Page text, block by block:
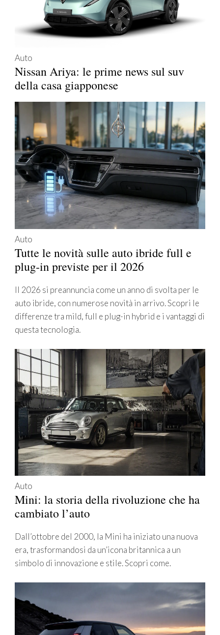
Auto
Nissan Ariya: le prime news sul suv
della casa giapponese
Auto
Tutte le novità sulle auto ibride full e
plug-in previste per il 2026
Il 2026 si preannuncia come un anno di svolta per le
auto ibride, con numerose novità in arrivo. Scopri le
differenze tra mild, full e plug-in hybrid e i vantaggi di
questa tecnologia.
Auto
Mini: la storia della rivoluzione che ha
cambiato l’auto
Dall’ottobre del 2000, la Mini ha iniziato una nuova
era, trasformandosi da un’icona britannica a un
simbolo di innovazione e stile. Scopri come.